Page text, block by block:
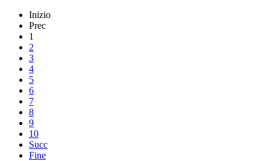
Inizio
Prec
1
2
3
4
5
6
7
8
9
10
Succ
Fine